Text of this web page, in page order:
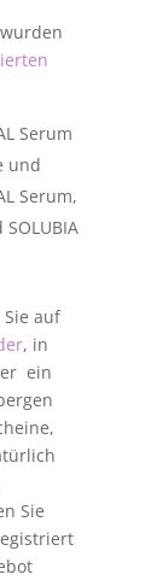
Serum
und
Serum,
auf
, in
ein
Sie